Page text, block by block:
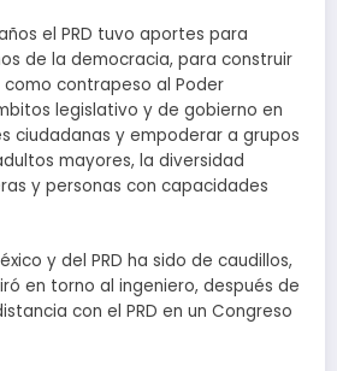
el PRD tuvo aportes para
de la democracia, para construir
contrapeso al Poder
legislativo y de gobierno en
ciudadanas y empoderar a grupos
mayores, la diversidad
y personas con capacidades
y del PRD ha sido de caudillos,
en torno al ingeniero, después de
con el PRD en un Congreso